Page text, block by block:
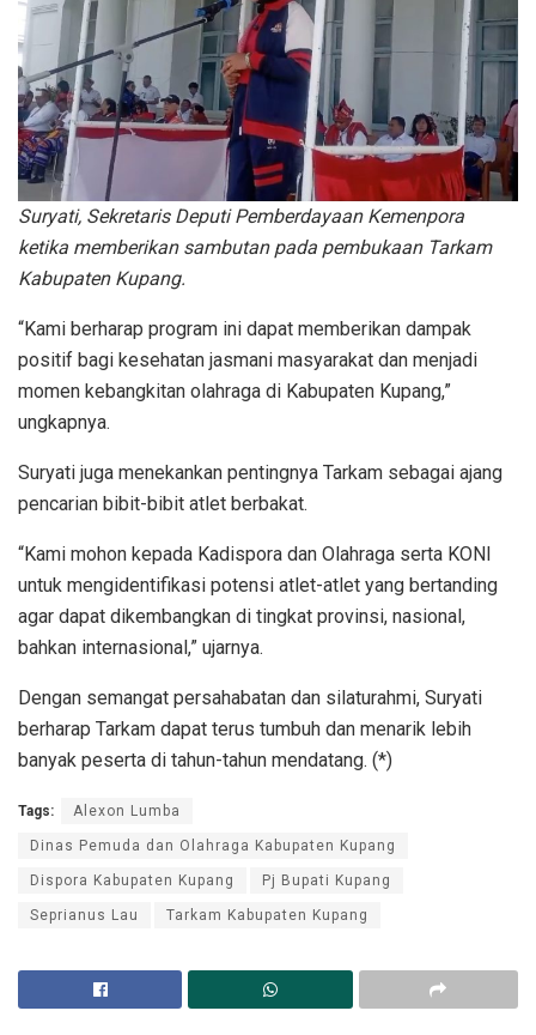
Suryati, Sekretaris Deputi Pemberdayaan Kemenpora
ketika memberikan sambutan pada pembukaan Tarkam
Kabupaten Kupang.
“Kami berharap program ini dapat memberikan dampak
positif bagi kesehatan jasmani masyarakat dan menjadi
momen kebangkitan olahraga di Kabupaten Kupang,”
ungkapnya.
Suryati juga menekankan pentingnya Tarkam sebagai ajang
pencarian bibit-bibit atlet berbakat.
“Kami mohon kepada Kadispora dan Olahraga serta KONI
untuk mengidentifikasi potensi atlet-atlet yang bertanding
agar dapat dikembangkan di tingkat provinsi, nasional,
bahkan internasional,” ujarnya.
Dengan semangat persahabatan dan silaturahmi, Suryati
berharap Tarkam dapat terus tumbuh dan menarik lebih
banyak peserta di tahun-tahun mendatang. (*)
Tags: Alexon Lumba
Dinas Pemuda dan Olahraga Kabupaten Kupang
Dispora Kabupaten Kupang Pj Bupati Kupang
Seprianus Lau Tarkam Kabupaten Kupang